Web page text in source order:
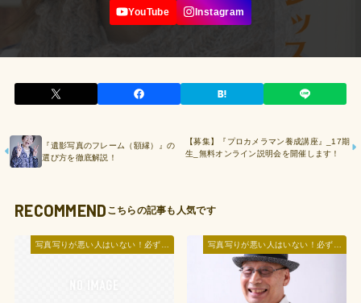
『遺影写真のフレーム（額縁）』の
選び方を徹底解説！
【募集】『プロカメラマン養成講座』_17期
生_無料オンライン説明会を開催します！
RECOMMEND